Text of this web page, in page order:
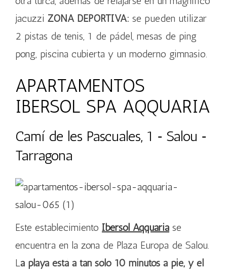
jacuzzi ZONA DEPORTIVA: se pueden utilizar
2 pistas de tenis, 1 de pádel, mesas de ping
pong, piscina cubierta y un moderno gimnasio.
APARTAMENTOS
IBERSOL SPA AQQUARIA
Camí de les Pascuales, 1 ‐ Salou ‐
Tarragona
Este establecimiento Ibersol Aqquaria se
encuentra en la zona de Plaza Europa de Salou.
La playa está a tan sólo 10 minutos a pie, y el